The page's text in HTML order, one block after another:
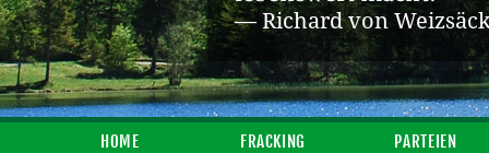
— Richard von
HOME FRACKING PARTEIEN